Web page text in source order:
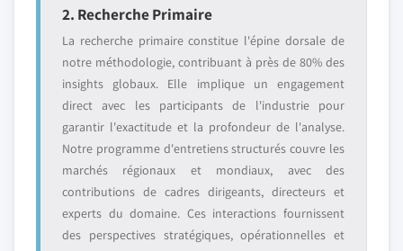
2. Recherche Primaire
La recherche primaire constitue l'épine dorsale de
notre méthodologie, contribuant à près de 80% des
insights globaux. Elle implique un engagement
direct avec les participants de l'industrie pour
garantir l'exactitude et la profondeur de l'analyse.
Notre programme d'entretiens structurés couvre les
marchés régionaux et mondiaux, avec des
contributions de cadres dirigeants, directeurs et
experts du domaine. Ces interactions fournissent
des perspectives stratégiques, opérationnelles et